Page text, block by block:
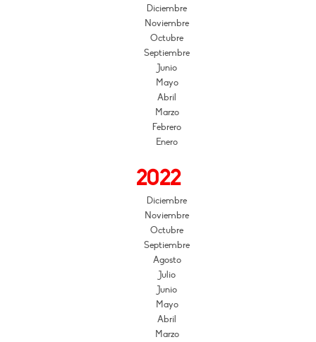
Diciembre
Noviembre
Octubre
Septiembre
Junio
Mayo
Abril
Marzo
Febrero
Enero
2022
Diciembre
Noviembre
Octubre
Septiembre
Agosto
Julio
Junio
Mayo
Abril
Marzo